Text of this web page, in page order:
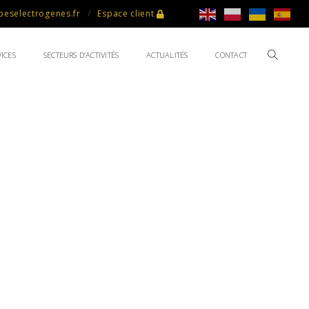
Espace client
SECTEURS D’ACTIVITÉS ACTUALITÉS CONTACT